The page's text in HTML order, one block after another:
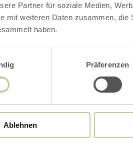
Partner für soziale Medien,
mit weiteren Daten zusammen,
haben.
Präferenzen
Ablehnen